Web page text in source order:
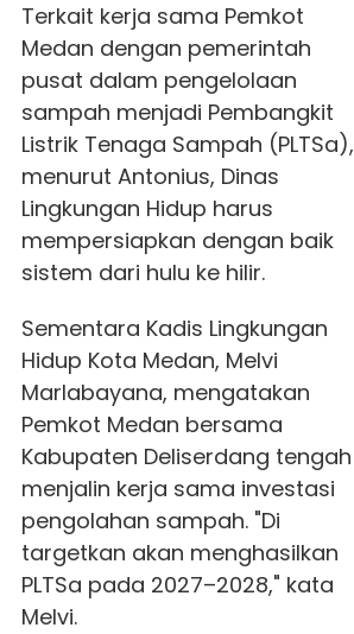
Terkait kerja sama Pemkot
Medan dengan pemerintah
pusat dalam pengelolaan
sampah menjadi Pembangkit
Listrik Tenaga Sampah (PLTSa),
menurut Antonius, Dinas
Lingkungan Hidup harus
mempersiapkan dengan baik
sistem dari hulu ke hilir.
Sementara Kadis Lingkungan
Hidup Kota Medan, Melvi
Marlabayana, mengatakan
Pemkot Medan bersama
Kabupaten Deliserdang tengah
menjalin kerja sama investasi
pengolahan sampah. "Di
targetkan akan menghasilkan
PLTSa pada 2027–2028," kata
Melvi.